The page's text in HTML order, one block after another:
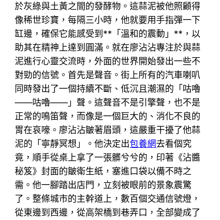
於灰綠與土黃之間的發酵物。這蒜泥被他照顧得
像稀世珍寶，每隔三小時，他就要用手指彈一下
缸邊，確保它能感受到**「溫和的震動」**，以
助其在精神上達到圓滿。就在廖沾沾專注於與蒜
泥進行心靈交流時，外面的世界開始發出一些不
對勁的信號。首先是聲音。街上所有的汽車喇叭
同時發出了一個持續不斷、低沉且潮濕的「咕嚕
——咕嚕——」聲。這聲音不是引擎聲，也不是
正常的鳴笛聲，而像是一個巨大的、消化不良的
胃在哀嚎。廖沾沾皺著眉頭，這嚴重干擾了他蒜
泥的「寧靜冥想」。他決定出包養網去看個究
竟，順手從桌上拿了一張髒兮兮的，印著《沾醬
秘笈》封面的皺衛生紙，塞進口袋以備不時之
需。他一腳踏出店門，立刻被眼前的景象震驚
了。整條城市的主幹道上，數百個交通信號燈，
從東邊到西邊，從高架橋到巷弄口，全部變成了